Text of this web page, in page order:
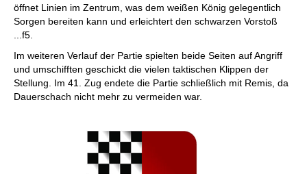
öffnet Linien im Zentrum, was dem weißen König gelegentlich
Sorgen bereiten kann und erleichtert den schwarzen Vorstoß
...f5.
Im weiteren Verlauf der Partie spielten beide Seiten auf Angriff
und umschifften geschickt die vielen taktischen Klippen der
Stellung. Im 41. Zug endete die Partie schließlich mit Remis, da
Dauerschach nicht mehr zu vermeiden war.